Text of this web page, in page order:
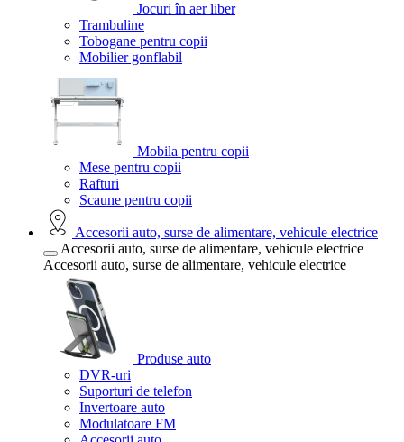
Jocuri în aer liber
Trambuline
Tobogane pentru copii
Mobilier gonflabil
Mobila pentru copii
Mese pentru copii
Rafturi
Scaune pentru copii
Accesorii auto, surse de alimentare, vehicule electrice
Accesorii auto, surse de alimentare, vehicule electrice
Accesorii auto, surse de alimentare, vehicule electrice
Produse auto
DVR-uri
Suporturi de telefon
Invertoare auto
Modulatoare FM